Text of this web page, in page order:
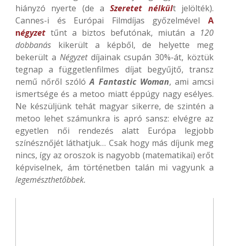
hiányzó nyerte (de aSzeretet nélkült jelölték).
Cannes-i és Európai Filmdíjas győzelmével A
négyzet tűnt a biztos befutónak, miután a 120
dobbanás kikerült a képből, de helyette meg
bekerült a Négyzetdíjainak csupán 30%-át, köztük
tegnap a függetlenfilmes díjat begyűjtő, transz
nemű nőről szólóA Fantastic Woman, ami amcsi
ismertsége és a metoo miatt éppúgy nagy esélyes.
Ne készüljünk tehát magyar sikerre, de szintén a
metoo lehet számunkra is apró sansz: elvégre az
egyetlen női rendezés alatt Európa legjobb
színésznőjét láthatjuk… Csak hogy más díjunk meg
nincs, így az oroszok is nagyobb (matematikai) erőt
képviselnek, ám történetben talán mi vagyunk a
legemészthetőbbek.